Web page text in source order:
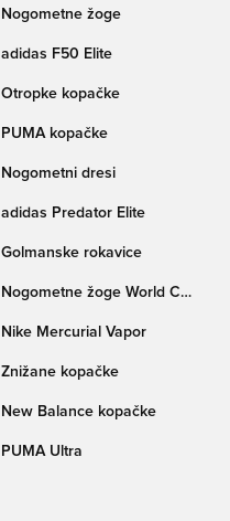
Nogometne žoge
adidas F50 Elite
Otropke kopačke
PUMA kopačke
Nogometni dresi
adidas Predator Elite
Golmanske rokavice
Nogometne žoge World Cup
Nike Mercurial Vapor
Znižane kopačke
New Balance kopačke
PUMA Ultra